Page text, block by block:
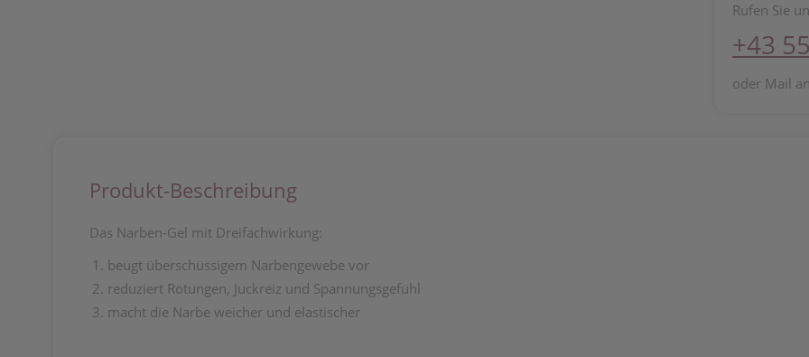
Rufen Sie
+43
oder Mail
Produkt-Beschreibung
Das Narben-Gel mit Dreifachwirkung:
beugt überschüssigem Narbengewebe vor
reduziert Rötungen, Juckreiz und Spannungsgefühl
macht die Narbe weicher und elastischer